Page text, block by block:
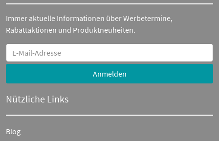
Immer aktuelle Informationen über Werbetermine,
Rabattaktionen und Produktneuheiten.
Anmelden
Nützliche Links
Blog